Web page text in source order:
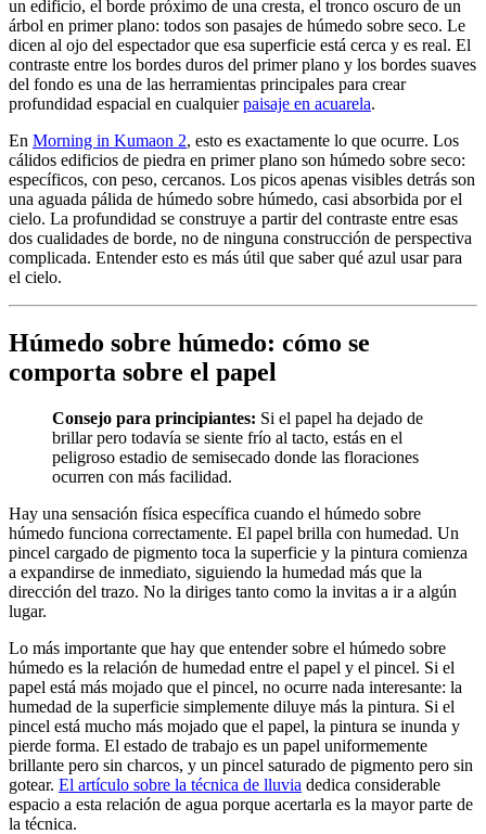
un edificio, el borde próximo de una cresta, el tronco oscuro de un
árbol en primer plano: todos son pasajes de húmedo sobre seco. Le
dicen al ojo del espectador que esa superficie está cerca y es real. El
contraste entre los bordes duros del primer plano y los bordes suaves
del fondo es una de las herramientas principales para crear
profundidad espacial en cualquierpaisaje en acuarela.
En Morning in Kumaon 2, esto es exactamente lo que ocurre. Los
cálidos edificios de piedra en primer plano son húmedo sobre seco:
específicos, con peso, cercanos. Los picos apenas visibles detrás son
una aguada pálida de húmedo sobre húmedo, casi absorbida por el
cielo. La profundidad se construye a partir del contraste entre esas
dos cualidades de borde, no de ninguna construcción de perspectiva
complicada. Entender esto es más útil que saber qué azul usar para
el cielo.
Húmedo sobre húmedo: cómo se
comporta sobre el papel
Consejo para principiantes: Si el papel ha dejado de
brillar pero todavía se siente frío al tacto, estás en el
peligroso estadio de semisecado donde las floraciones
ocurren con más facilidad.
Hay una sensación física específica cuando el húmedo sobre
húmedo funciona correctamente. El papel brilla con humedad. Un
pincel cargado de pigmento toca la superficie y la pintura comienza
a expandirse de inmediato, siguiendo la humedad más que la
dirección del trazo. No la diriges tanto como la invitas a ir a algún
lugar.
Lo más importante que hay que entender sobre el húmedo sobre
húmedo es la relación de humedad entre el papel y el pincel. Si el
papel está más mojado que el pincel, no ocurre nada interesante: la
humedad de la superficie simplemente diluye más la pintura. Si el
pincel está mucho más mojado que el papel, la pintura se inunda y
pierde forma. El estado de trabajo es un papel uniformemente
brillante pero sin charcos, y un pincel saturado de pigmento pero sin
gotear. El artículo sobre la técnica de lluvia dedica considerable
espacio a esta relación de agua porque acertarla es la mayor parte de
la técnica.